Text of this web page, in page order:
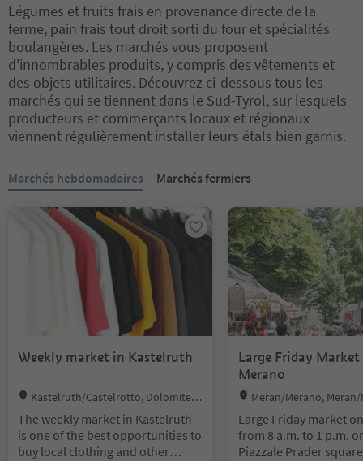
Légumes et fruits frais en provenance directe de la
ferme, pain frais tout droit sorti du four et spécialités
boulangères. Les marchés vous proposent
d'innombrables produits, y compris des vêtements et
des objets utilitaires. Découvrez ci-dessous tous les
marchés qui se tiennent dans le Sud-Tyrol, sur lesquels
producteurs et commerçants locaux et régionaux
viennent régulièrement installer leurs étals bien garnis.
Vous êtes sur un curseur à onglets. Sélectionnez un onglet
Marchés hebdomadaires Marchés fermiers
Weekly market in Kastelruth
Location:
Kastelruth/Castelrotto, Dolomites
The weekly market in Kastelruth
is one of the best opportunities to
buy local clothing and other
Large Friday
Merano
Location:
Meran/Merano,
Large Friday market
from 8 a.m. to 1 p.m.
Piazzale Prader